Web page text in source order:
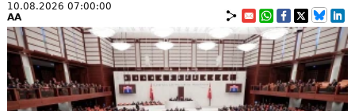
10.08.2026 07:00:00
AA